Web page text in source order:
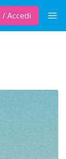
Accedi